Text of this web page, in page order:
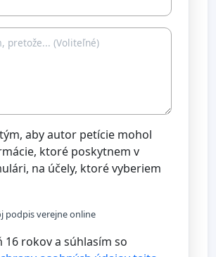
aby autor petície mohol
ktoré poskytnem v
na účely, ktoré vyberiem
podpis verejne online
16 rokov a súhlasím so